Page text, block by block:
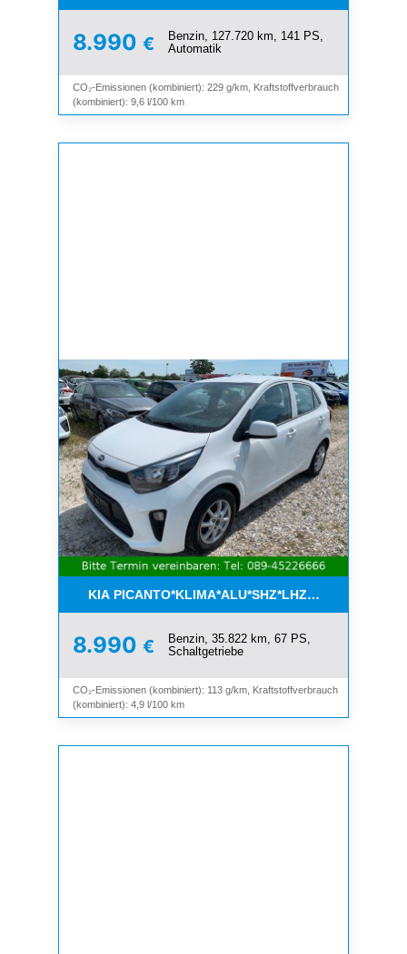
8.990 €
Benzin, 127.720 km, 141 PS,
Automatik
CO₂-Emissionen (kombiniert): 229 g/km, Kraftstoffverbrauch
(kombiniert): 9,6 l/100 km
KIA PICANTO*KLIMA*ALU*SHZ*LHZ*BLUETOOTH*
8.990 €
Benzin, 35.822 km, 67 PS,
Schaltgetriebe
CO₂-Emissionen (kombiniert): 113 g/km, Kraftstoffverbrauch
(kombiniert): 4,9 l/100 km